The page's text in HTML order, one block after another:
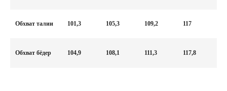
Обхват талии 101,3 105,3 109,2 117
Обхват бёдер 104,9 108,1 111,3 117,8